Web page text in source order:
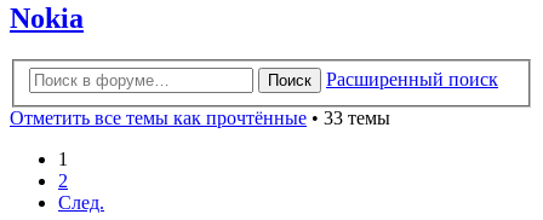
Nokia
Поиск
Расширенный поиск
Отметить все темы как прочтённые • 33 темы
1
2
След.